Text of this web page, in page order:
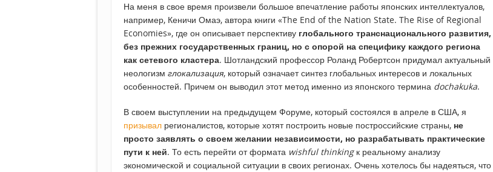
На меня в свое время произвели большое впечатление работы японских интеллектуалов,
например, Кеничи Омаэ, автора книги «The End of the Nation State. The Rise of Regional
Economies», где он описывает перспективу глобального транснационального развития,
без прежних государственных границ, но с опорой на специфику каждого региона
как сетевого кластера. Шотландский профессор Роланд Робертсон придумал актуальный
неологизм глокализация, который означает синтез глобальных интересов и локальных
особенностей. Причем он выводил этот метод именно из японского термина dochakuka.
В своем выступлении на предыдущем Форуме, который состоялся в апреле в США, я
призывал регионалистов, которые хотят построить новые построссийские страны, не
просто заявлять о своем желании независимости, но разрабатывать практические
пути к ней. То есть перейти от формата wishful thinkingк реальному анализу
экономической и социальной ситуации в своих регионах. Очень хотелось бы надеяться, что